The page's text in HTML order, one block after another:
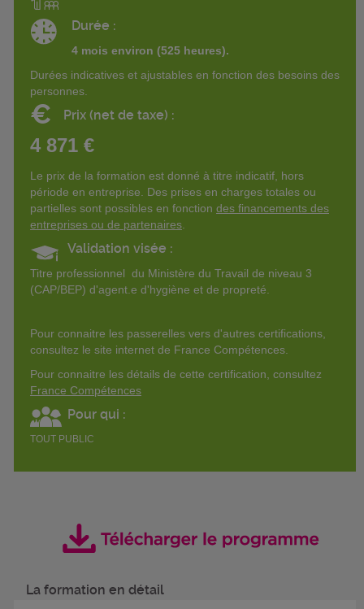
Durée :
4 mois environ (525 heures).
Durées indicatives et ajustables en fonction des besoins des
personnes.
€ Prix (net de taxe) :
4 871 €
Le prix de la formation est donné à titre indicatif, hors
période en entreprise. Des prises en charges totales ou
partielles sont possibles en fonction des financements des
entreprises ou de partenaires
Validation visée :
Titre professionnel du Ministère du Travail de niveau 3
(CAP/BEP) d'agent.e d'hygiène et de propreté.
Pour connaitre les passerelles vers d'autres certifications,
consultez le site internet de France Compétences.
Pour connaitre les détails de cette certification, consultez
France Compétences
Pour qui :
TOUT PUBLIC
La formation en détail